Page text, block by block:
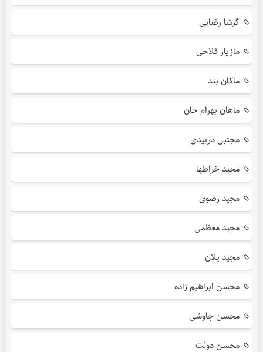
گرشا رضایی
مازیار فلاحی
ماکان بند
ماهان بهرام خان
مجتبی دربیدی
مجید خراطها
مجید رضوی
مجید معظمی
مجید یلان
محسن ابراهیم زاده
محسن چاوشی
محسن دولت